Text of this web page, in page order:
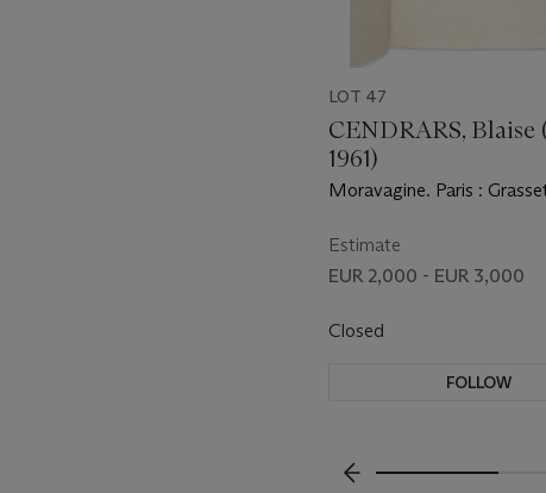
LOT 47
CENDRARS, Blaise
1961)
Moravagine. Paris :
Estimate
EUR 2,000 - EUR 3,000
Closed
FOLLOW
???-PREVIOUS_TXT